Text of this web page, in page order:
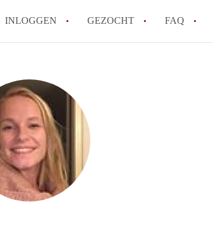
INLOGGEN GEZOCHT FAQ
How to translate StudioGroningen?
Wat is StudiosGroningen?
Wat is de privacyverklaring van
Alle veelgestelde vragen